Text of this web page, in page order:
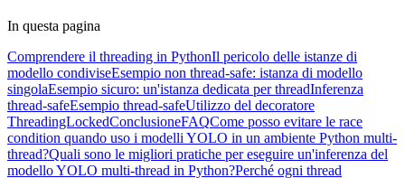
In questa pagina
Comprendere il threading in PythonIl pericolo delle istanze di
modello condiviseEsempio non thread-safe: istanza di modello
singolaEsempio sicuro: un'istanza dedicata per threadInferenza
thread-safeEsempio thread-safeUtilizzo del decoratore
ThreadingLockedConclusioneFAQCome posso evitare le race
condition quando uso i modelli YOLO in un ambiente Python multi-
thread?Quali sono le migliori pratiche per eseguire un'inferenza del
modello YOLO multi-thread in Python?Perché ogni thread